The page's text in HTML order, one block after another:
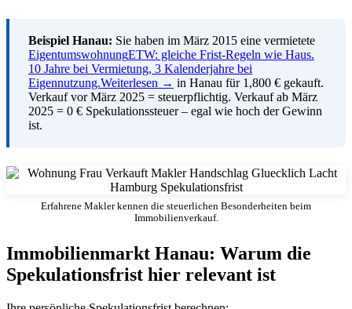
Beispiel Hanau: Sie haben im März 2015 eine vermietete
EigentumswohnungETW: gleiche Frist-Regeln wie Haus.
10 Jahre bei Vermietung, 3 Kalenderjahre bei
Eigennutzung.Weiterlesen → in Hanau für 1,800 € gekauft.
Verkauf vor März 2025 = steuerpflichtig. Verkauf ab März
2025 = 0 € Spekulationssteuer – egal wie hoch der Gewinn
ist.
Erfahrene Makler kennen die steuerlichen Besonderheiten beim
Immobilienverkauf.
Immobilienmarkt Hanau: Warum die
Spekulationsfrist hier relevant ist